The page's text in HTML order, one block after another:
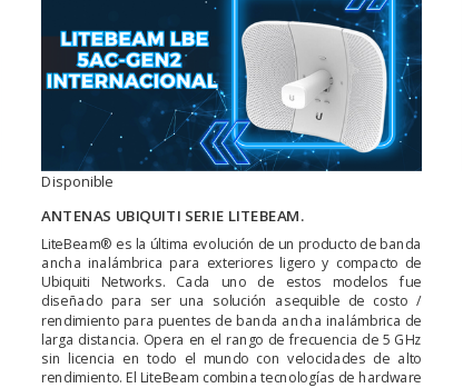
Disponible
ANTENAS UBIQUITI SERIE LITEBEAM.
LiteBeam® es la última evolución de un producto de banda
ancha inalámbrica para exteriores ligero y compacto de
Ubiquiti Networks. Cada uno de estos modelos fue
diseñado para ser una solución asequible de costo /
rendimiento para puentes de banda ancha inalámbrica de
larga distancia. Opera en el rango de frecuencia de 5 GHz
sin licencia en todo el mundo con velocidades de alto
rendimiento. El LiteBeam combina tecnologías de hardware